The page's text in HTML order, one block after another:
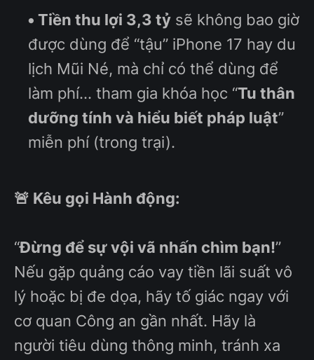
Tiền thu lợi 3,3 tỷ sẽ không bao giờ
được dùng để “tậu” iPhone 17 hay du
lịch Mũi Né, mà chỉ có thể dùng để
làm phí... tham gia khóa học “Tu thân
dưỡng tính và hiểu biết pháp luật”
miễn phí (trong trại).
🚨 Kêu gọi Hành động:
“Đừng để sự vội vã nhấn chìm bạn!”
Nếu gặp quảng cáo vay tiền lãi suất vô
lý hoặc bị đe dọa, hãy tố giác ngay với
cơ quan Công an gần nhất. Hãy là
người tiêu dùng thông minh, tránh xa